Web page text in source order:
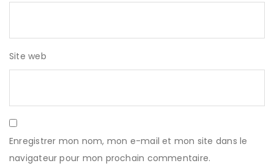
Site web
Enregistrer mon nom, mon e-mail et mon site dans le
navigateur pour mon prochain commentaire.